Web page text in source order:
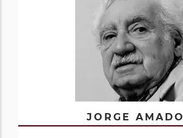
JORGE AMADO